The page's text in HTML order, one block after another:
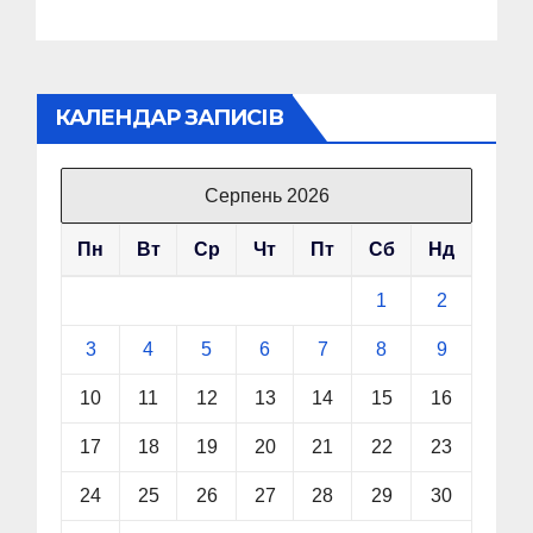
КАЛЕНДАР ЗАПИСІВ
Серпень 2026
Пн Вт Ср Чт Пт Сб Нд
1 2
3 4 5 6 7 8 9
10 11 12 13 14 15 16
17 18 19 20 21 22 23
24 25 26 27 28 29 30